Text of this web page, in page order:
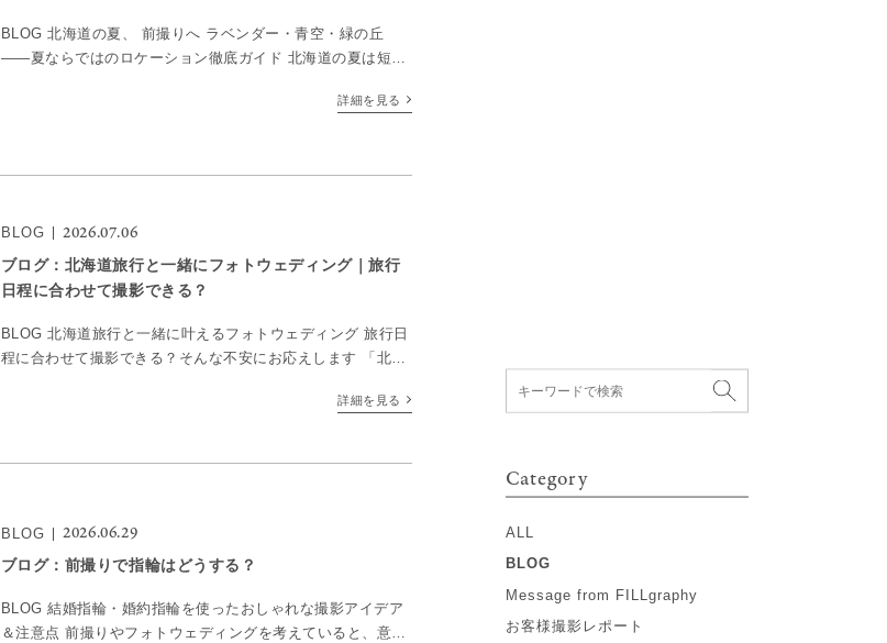
BLOG 北海道の夏、 前撮りへ ラベンダー・青空・緑の丘
——夏ならではのロケーション徹底ガイド 北海道の夏は短い
ンダーの紫、ひまわりの黄、パッチワークの丘の緑が一 […]
詳細を見る
BLOG 2026.07.06
ブログ：北海道旅行と一緒にフォトウェディング｜旅行
日程に合わせて撮影できる？
BLOG 北海道旅行と一緒に叶えるフォトウェディング 旅行日
程に合わせて撮影できる？そんな不安にお応えします 「北海
るのかな？」「限られた滞在日数でも撮影できる？」「 […]
詳細を見る
BLOG 2026.06.29
ブログ：前撮りで指輪はどうする？
BLOG 結婚指輪・婚約指輪を使ったおしゃれな撮影アイデア
＆注意点 前撮りやフォトウェディングを考えていると、意外
Category
ALL
BLOG
Message from FILLgraphy
お客様撮影レポート